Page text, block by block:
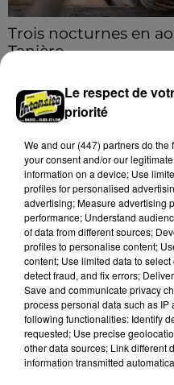
Trois nocturnes en
Tanière
Les visiteurs peuvent
samedi 8, 15 et 29 août.
Le respect de
priorité
We and our (447) partnersdo the
your consent and/or our
information on a device; Use
profiles for personalised
advertising; Measure advertising
performance; Understand
of data from different sources;
profiles to personalise content;
content; Use limited data to
detect fraud, and fix errors;
Save and communicate privacy
process personal data such as
following functionalities: Identify
requested; Use precise
other data sources; Link different
information transmitted